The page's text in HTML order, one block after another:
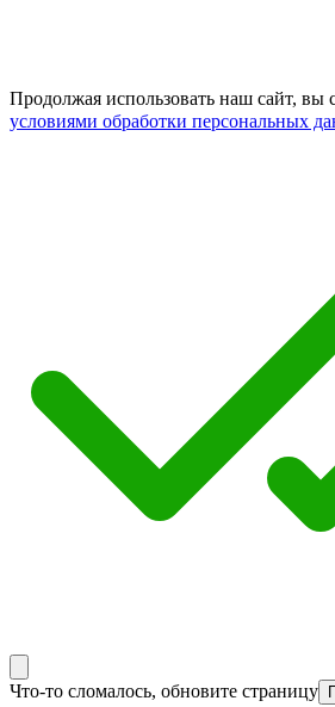
Продолжая использовать наш сайт, вы
условиями обработки персональных
Что-то сломалось, обновите страницу